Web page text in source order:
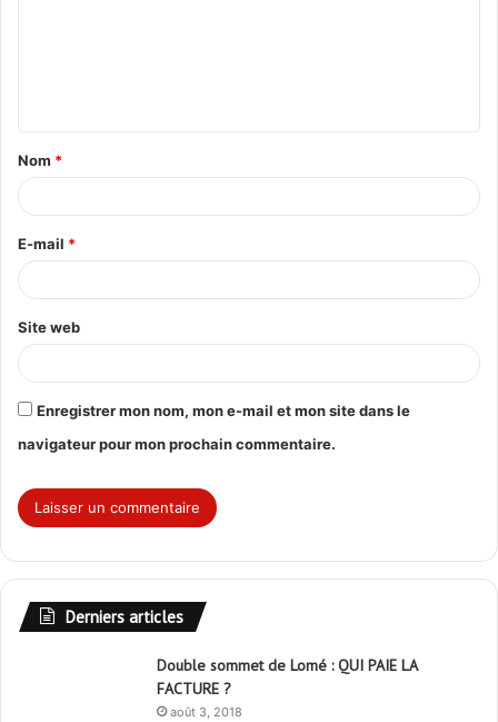
t
a
e
*
Nom *
E-mail *
Site web
Enregistrer mon nom, mon e-mail et mon site dans le
navigateur pour mon prochain commentaire.
Derniers articles
Double sommet de Lomé : QUI PAIE LA
FACTURE ?
août 3, 2018